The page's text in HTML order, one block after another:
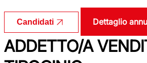
Candidati Dettaglio
ADDETTO/A